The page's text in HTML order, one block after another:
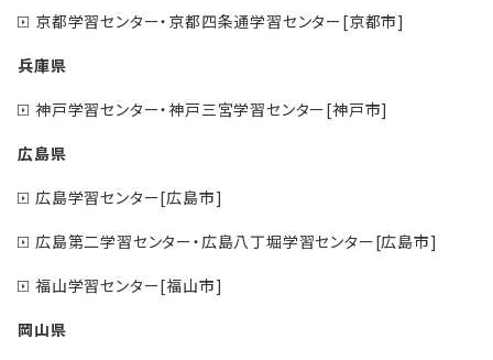
京都学習センター・京都四条通学習センター[京都市]
兵庫県
神戸学習センター・神戸三宮学習センター[神戸市]
広島県
広島学習センター[広島市]
広島第二学習センター・広島八丁堀学習センター[広島市]
福山学習センター[福山市]
岡山県